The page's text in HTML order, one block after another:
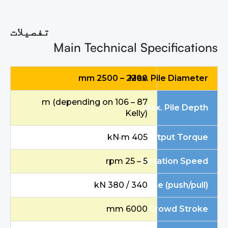
تفصیلات
Main Technical Specifications
Max. Pile Diameter
2200 – 2500 mm
Max. Pile Depth
87 – 106 m (depending on
Kelly)
Max. Output Torque
405 kN·m
Rotation Speed
5 – 25 rpm
Crowd Force (push/pull)
340 / 380 kN
Crowd Stroke
6000 mm